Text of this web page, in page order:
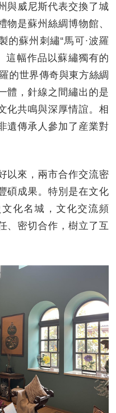
與威尼斯代表交換了城
物是蘇州絲綢博物館、
的蘇州刺繡“馬可·波羅
這幅作品以蘇繡獨有的
的世界傳奇與東方絲綢
體，針線之間繡出的是
化共鳴與深厚情誼。相
遺傳承人參加了産業對
來，兩市合作交流密
碩成果。特別是在文化
化名城，文化交流頻
、密切合作，樹立了互